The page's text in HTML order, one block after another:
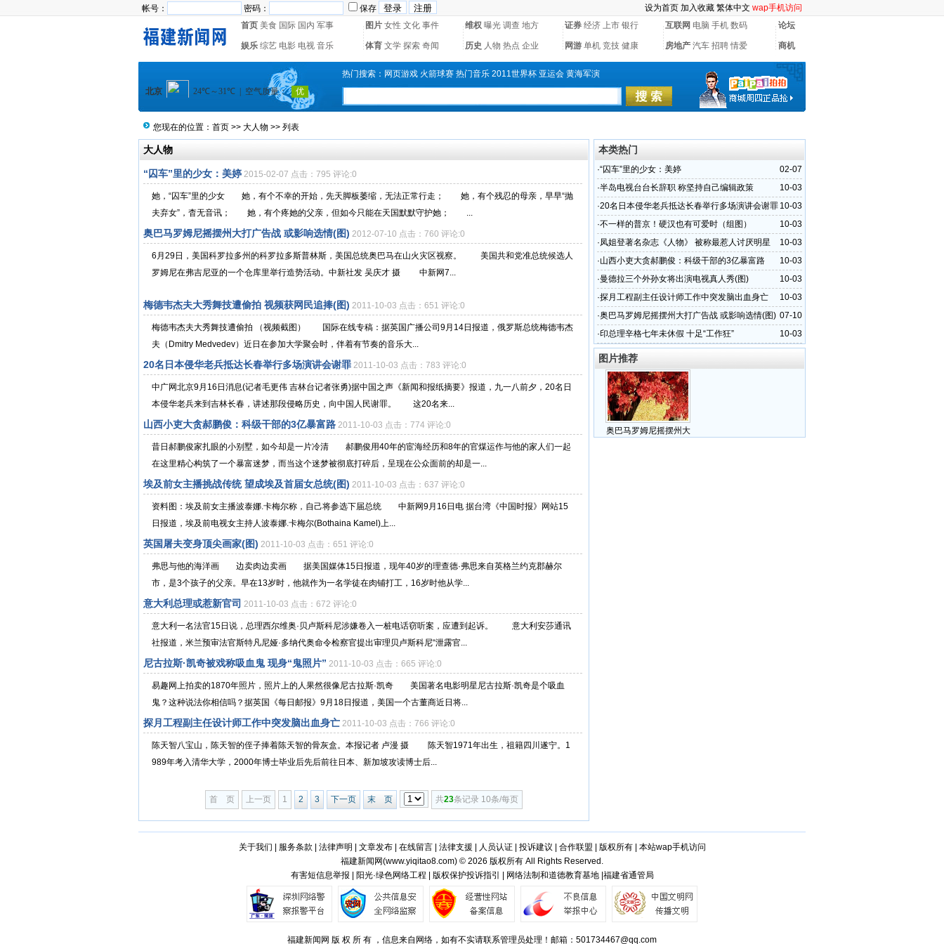
帐号： 密码： 保存 设为首页 加入收藏 繁体中文 wap手机访问
首页 美食 国际 国内 军事 图片 女性 文化 事件 维权 曝光 调查 地方 证券 经济 上市 银行 互联网 电脑 手机 数码 论坛
娱乐 综艺 电影 电视 音乐 体育 文学 探索 奇闻 历史 人物 热点 企业 网游 单机 竞技 健康 房地产 汽车 招聘 情爱 商机
热门搜索： 网页游戏 火箭球赛 热门音乐 2011世界杯 亚运会 黄海军演
您现在的位置： 首页 >> 大人物 >> 列表
大人物
“囚车”里的少女：美婷 2015-02-07 点击：795 评论:0
她，“囚车”里的少女 她，有个不幸的开始，先天脚板萎缩，无法正常行走； 她，有个残忍的母亲，早早“抛
夫弃女”，杳无音讯； 她，有个疼她的父亲，但如今只能在天国默默守护她； ...
奥巴马罗姆尼摇摆州大打广告战 或影响选情(图) 2012-07-10 点击：760 评论:0
6月29日，美国科罗拉多州的科罗拉多斯普林斯，美国总统奥巴马在山火灾区视察。 美国共和党准总统候选人
罗姆尼在弗吉尼亚的一个仓库里举行造势活动。中新社发 吴庆才 摄 中新网7...
梅德韦杰夫大秀舞技遭偷拍 视频获网民追捧(图) 2011-10-03 点击：651 评论:0
梅德韦杰夫大秀舞技遭偷拍 （视频截图） 国际在线专稿：据英国广播公司9月14日报道，俄罗斯总统梅德韦杰
夫（Dmitry Medvedev）近日在参加大学聚会时，伴着有节奏的音乐大...
20名日本侵华老兵抵达长春举行多场演讲会谢罪 2011-10-03 点击：783 评论:0
中广网北京9月16日消息(记者毛更伟 吉林台记者张勇)据中国之声《新闻和报纸摘要》报道，九一八前夕，20名日
本侵华老兵来到吉林长春，讲述那段侵略历史，向中国人民谢罪。 这20名来...
山西小吏大贪郝鹏俊：科级干部的3亿暴富路 2011-10-03 点击：774 评论:0
昔日郝鹏俊家扎眼的小别墅，如今却是一片冷清 郝鹏俊用40年的宦海经历和8年的官煤运作与他的家人们一起
在这里精心构筑了一个暴富迷梦，而当这个迷梦被彻底打碎后，呈现在公众面前的却是一...
埃及前女主播挑战传统 望成埃及首届女总统(图) 2011-10-03 点击：637 评论:0
资料图：埃及前女主播波泰娜.卡梅尔称，自己将参选下届总统 中新网9月16日电 据台湾《中国时报》网站15
日报道，埃及前电视女主持人波泰娜.卡梅尔(Bothaina Kamel)上...
英国屠夫变身顶尖画家(图) 2011-10-03 点击：651 评论:0
弗思与他的海洋画 边卖肉边卖画 据美国媒体15日报道，现年40岁的理查德·弗思来自英格兰约克郡赫尔
市，是3个孩子的父亲。早在13岁时，他就作为一名学徒在肉铺打工，16岁时他从学...
意大利总理或惹新官司 2011-10-03 点击：672 评论:0
意大利一名法官15日说，总理西尔维奥·贝卢斯科尼涉嫌卷入一桩电话窃听案，应遭到起诉。 意大利安莎通讯
社报道，米兰预审法官斯特凡尼娅·多纳代奥命令检察官提出审理贝卢斯科尼“泄露官...
尼古拉斯·凯奇被戏称吸血鬼 现身“鬼照片” 2011-10-03 点击：665 评论:0
易趣网上拍卖的1870年照片，照片上的人果然很像尼古拉斯·凯奇 美国著名电影明星尼古拉斯·凯奇是个吸血
鬼？这种说法你相信吗？据英国《每日邮报》9月18日报道，美国一个古董商近日将...
探月工程副主任设计师工作中突发脑出血身亡 2011-10-03 点击：766 评论:0
陈天智八宝山，陈天智的侄子捧着陈天智的骨灰盒。本报记者 卢漫 摄 陈天智1971年出生，祖籍四川遂宁。1
989年考入清华大学，2000年博士毕业后先后前往日本、新加坡攻读博士后...
首 页 上一页 1 2 3 下一页 末 页 共23条记录 10条/每页
本类热门
02-07
·“囚车”里的少女：美婷
10-03
·半岛电视台台长辞职 称坚持自己编辑政策
10-03
·20名日本侵华老兵抵达长春举行多场演讲会谢罪
10-03
·不一样的普京！硬汉也有可爱时（组图）
10-03
·凤姐登著名杂志《人物》 被称最惹人讨厌明星
10-03
·山西小吏大贪郝鹏俊：科级干部的3亿暴富路
10-03
·曼德拉三个外孙女将出演电视真人秀(图)
10-03
·探月工程副主任设计师工作中突发脑出血身亡
07-10
·奥巴马罗姆尼摇摆州大打广告战 或影响选情(图)
10-03
·印总理辛格七年未休假 十足“工作狂”
图片推荐
奥巴马罗姆尼摇摆州大
关于我们 服务条款 法律声明 文章发布| 在线留言| 法律支援 人员认证| 投诉建议 合作联盟 版权所有| 本站wap手机访问
福建新闻网(www.yiqitao8.com) © 2026 版权所有 All Rights Reserved.
有害短信息举报 | 阳光·绿色网络工程 | 版权保护投诉指引 | 网络法制和道德教育基地 |福建省通管局
福建新闻网 版 权 所 有 ，信息来自网络，如有不实请联系管理员处理！邮箱：501734467@qq.com